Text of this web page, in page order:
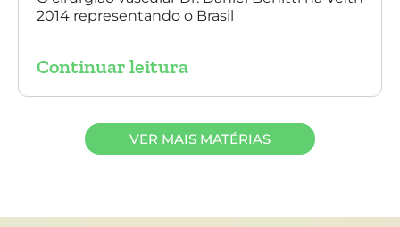
2014 representando o Brasil
Continuar leitura
VER MAIS MATÉRIAS